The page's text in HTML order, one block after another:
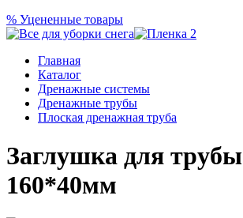
% Уцененные товары
Главная
Каталог
Дренажные системы
Дренажные трубы
Плоская дренажная труба
Заглушка для трубы
160*40мм